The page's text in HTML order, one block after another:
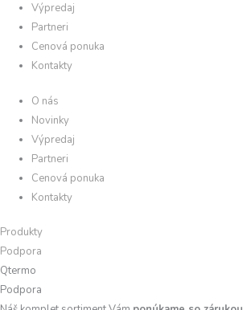
Výpredaj
Partneri
Cenová ponuka
Kontakty
O nás
Novinky
Výpredaj
Partneri
Cenová ponuka
Kontakty
Produkty
Podpora
Qtermo
Podpora